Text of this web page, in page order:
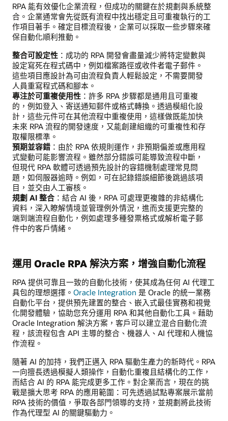
RPA 能有效優化企業流程，但成功的關鍵在於規劃與系統整
合。企業通常會先從既有流程中找出穩定且可重複執行的工
作項目著手。確定目標流程後，企業可以採取一些步驟來確
保自動化順利推動。
整合可設定性 ：成功的 RPA 開發會盡量減少將特定變數與
設定寫死在程式碼中，例如檔案路徑或收件者電子郵件。
這些項目應設計為可由流程負責人輕鬆設定，不需要開發
人員重寫程式碼和腳本。
專注於可重複使用性 ：許多 RPA 步驟都是通用且可重複
的，例如登入、寄送通知郵件或格式轉換。透過模組化設
計，這些元件可在其他流程中重複使用，這樣做既能加快
未來 RPA 流程的開發速度，又能創建組織的可重複性和存
取權限標準。
預期並容錯 ：由於 RPA 依規則運作，非預期偏差或應用程
式變動可能影響流程。雖然部分錯誤可能導致流程中斷，
但現代 RPA 軟體可透過預先設計的容錯機制處理常見問
題，如伺服器逾時。例如，可在記錄錯誤細節後跳過該項
目，並交由人工審核。
規劃 AI 整合 ：結合 AI 後，RPA 可處理更複雜的非結構化
資料，深入瞭解情境並管理例外情況，進而支援更完整的
端到端流程自動化，例如處理多種發票格式或解析電子郵
件中的客戶情緒。
運用 Oracle RPA 解決方案，增強自動化流程
RPA 提供可靠且一致的自動化技術，使其成為任何 AI 代理工
具包的理想選擇。 Oracle Integration 是 Oracle 的統一業務
自動化平台，提供預先建置的整合、嵌入式最佳實務和視覺
化開發體驗，協助您充分運用 RPA 和其他自動化工具。藉助
Oracle Integration 解決方案，客戶可以建立混合自動化流
程，該流程包含 API 主導的整合、機器人、AI 代理和人機協
作流程。
隨著 AI 的加持，我們正邁入 RPA 驅動生產力的新時代。RPA
一向擅長透過模擬人類操作，自動化重複且結構化的工作，
而結合 AI 的 RPA 能完成更多工作。對企業而言，現在的挑
戰是擴大思考 RPA 的應用範圍：可先透過試點專案展示當前
RPA 技術的價值，爭取各部門領導的支持，並規劃將此技術
作為代理型 AI 的關鍵驅動力。